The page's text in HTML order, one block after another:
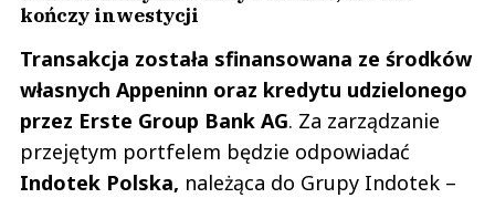
kończy inwestycji
Transakcja została sfinansowana ze środków
własnych Appeninn oraz kredytu udzielonego
przez Erste Group Bank AG. Za zarządzanie
przejętym portfelem będzie odpowiadać
Indotek Polska, należąca do Grupy Indotek –